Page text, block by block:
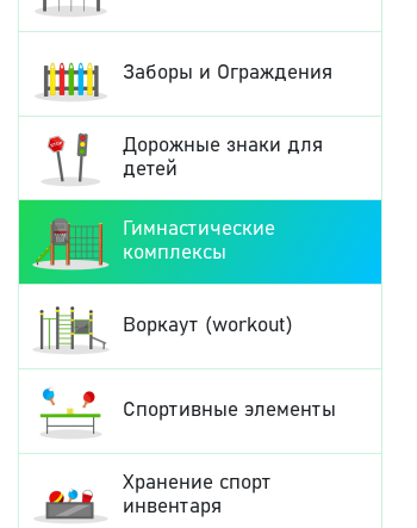
Заборы и Ограждения
Дорожные знаки для
детей
Гимнастические
комплексы
Воркаут (workout)
Спортивные элементы
Хранение спорт
инвентаря